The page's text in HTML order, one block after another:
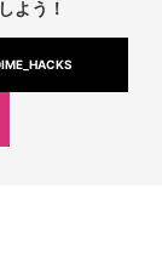
よう！